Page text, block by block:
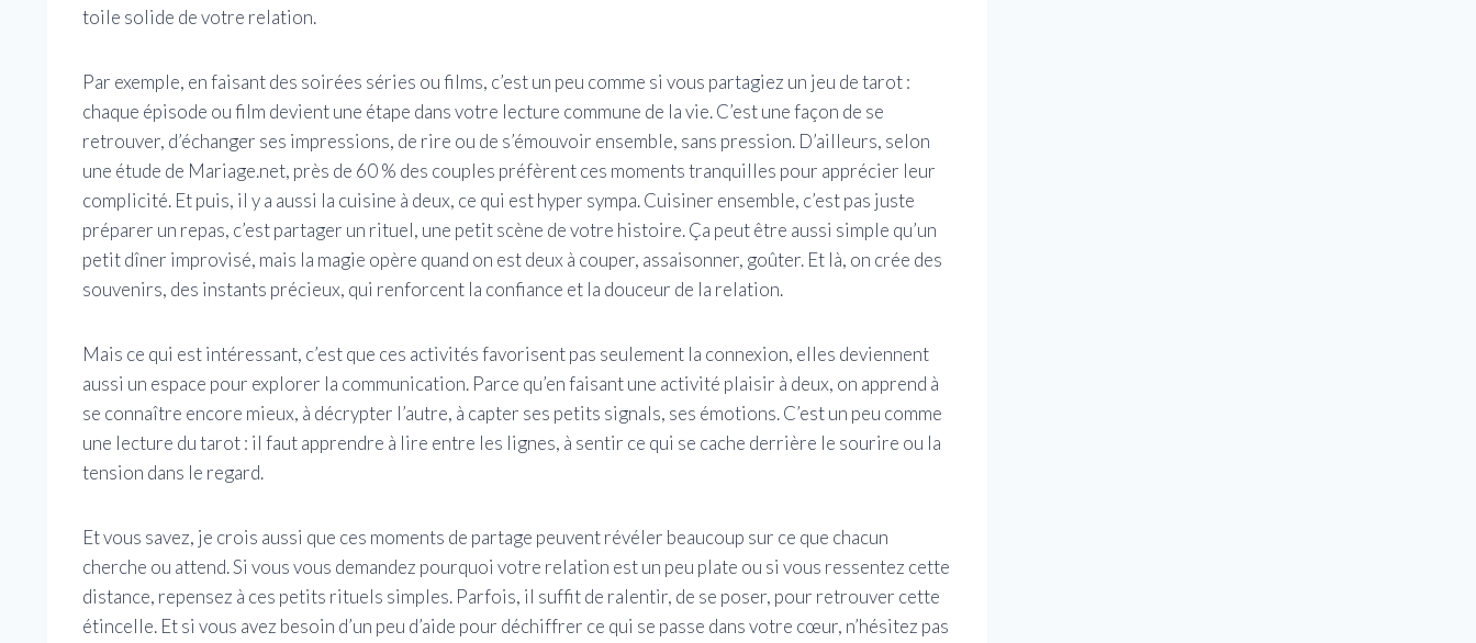
toile solide de votre relation.
Par exemple, en faisant des soirées séries ou films, c’est un peu comme si vous partagiez un jeu de tarot :
chaque épisode ou film devient une étape dans votre lecture commune de la vie. C’est une façon de se
retrouver, d’échanger ses impressions, de rire ou de s’émouvoir ensemble, sans pression. D’ailleurs, selon
une étude de Mariage.net, près de 60 % des couples préfèrent ces moments tranquilles pour apprécier leur
complicité. Et puis, il y a aussi la cuisine à deux, ce qui est hyper sympa. Cuisiner ensemble, c’est pas juste
préparer un repas, c’est partager un rituel, une petit scène de votre histoire. Ça peut être aussi simple qu’un
petit dîner improvisé, mais la magie opère quand on est deux à couper, assaisonner, goûter. Et là, on crée des
souvenirs, des instants précieux, qui renforcent la confiance et la douceur de la relation.
Mais ce qui est intéressant, c’est que ces activités favorisent pas seulement la connexion, elles deviennent
aussi un espace pour explorer la communication. Parce qu’en faisant une activité plaisir à deux, on apprend à
se connaître encore mieux, à décrypter l’autre, à capter ses petits signals, ses émotions. C’est un peu comme
une lecture du tarot : il faut apprendre à lire entre les lignes, à sentir ce qui se cache derrière le sourire ou la
tension dans le regard.
Et vous savez, je crois aussi que ces moments de partage peuvent révéler beaucoup sur ce que chacun
cherche ou attend. Si vous vous demandez pourquoi votre relation est un peu plate ou si vous ressentez cette
distance, repensez à ces petits rituels simples. Parfois, il suffit de ralentir, de se poser, pour retrouver cette
étincelle. Et si vous avez besoin d’un peu d’aide pour déchiffrer ce qui se passe dans votre cœur, n’hésitez pas